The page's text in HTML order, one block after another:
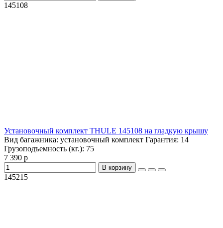
145108
Установочный комплект THULE 145108 на гладкую крышу
Вид багажника: установочный комплект Гарантия: 14
Грузоподъемность (кг.): 75
7 390 р
В корзину
145215